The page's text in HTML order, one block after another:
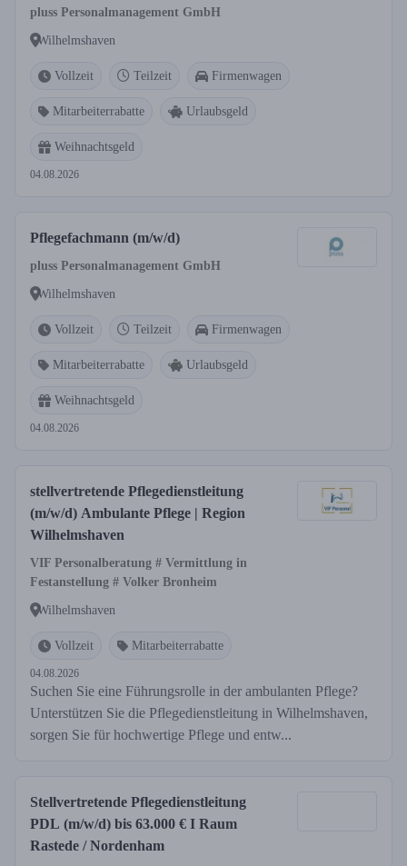
pluss Personalmanagement GmbH
Wilhelmshaven
Vollzeit Teilzeit Firmenwagen
Mitarbeiterrabatte Urlaubsgeld
Weihnachtsgeld
04.08.2026
Pflegefachmann (m/w/d)
pluss Personalmanagement GmbH
Wilhelmshaven
Vollzeit Teilzeit Firmenwagen
Mitarbeiterrabatte Urlaubsgeld
Weihnachtsgeld
04.08.2026
stellvertretende Pflegedienstleitung
(m/w/d) Ambulante Pflege | Region
Wilhelmshaven
VIF Personalberatung # Vermittlung in
Festanstellung # Volker Bronheim
Wilhelmshaven
Vollzeit Mitarbeiterrabatte
04.08.2026
Suchen Sie eine Führungsrolle in der ambulanten Pflege?
Unterstützen Sie die Pflegedienstleitung in Wilhelmshaven,
sorgen Sie für hochwertige Pflege und entw...
Stellvertretende Pflegedienstleitung
PDL (m/w/d) bis 63.000 € I Raum
Rastede / Nordenham